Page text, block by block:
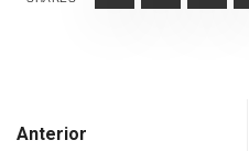
Anterior